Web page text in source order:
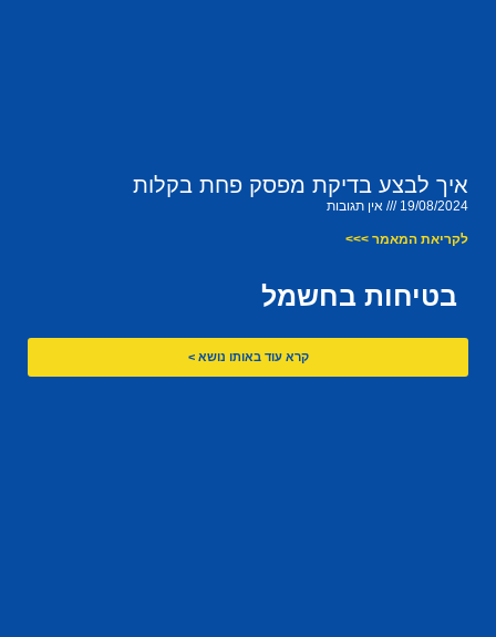
איך לבצע בדיקת מפסק פחת בקלות
19/08/2024 אין תגובות
לקריאת המאמר >>>
בטיחות בחשמל
קרא עוד באותו נושא >